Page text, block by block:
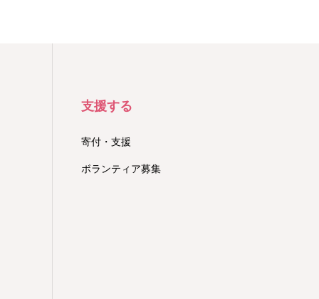
支援する
寄付・支援
ボランティア募集